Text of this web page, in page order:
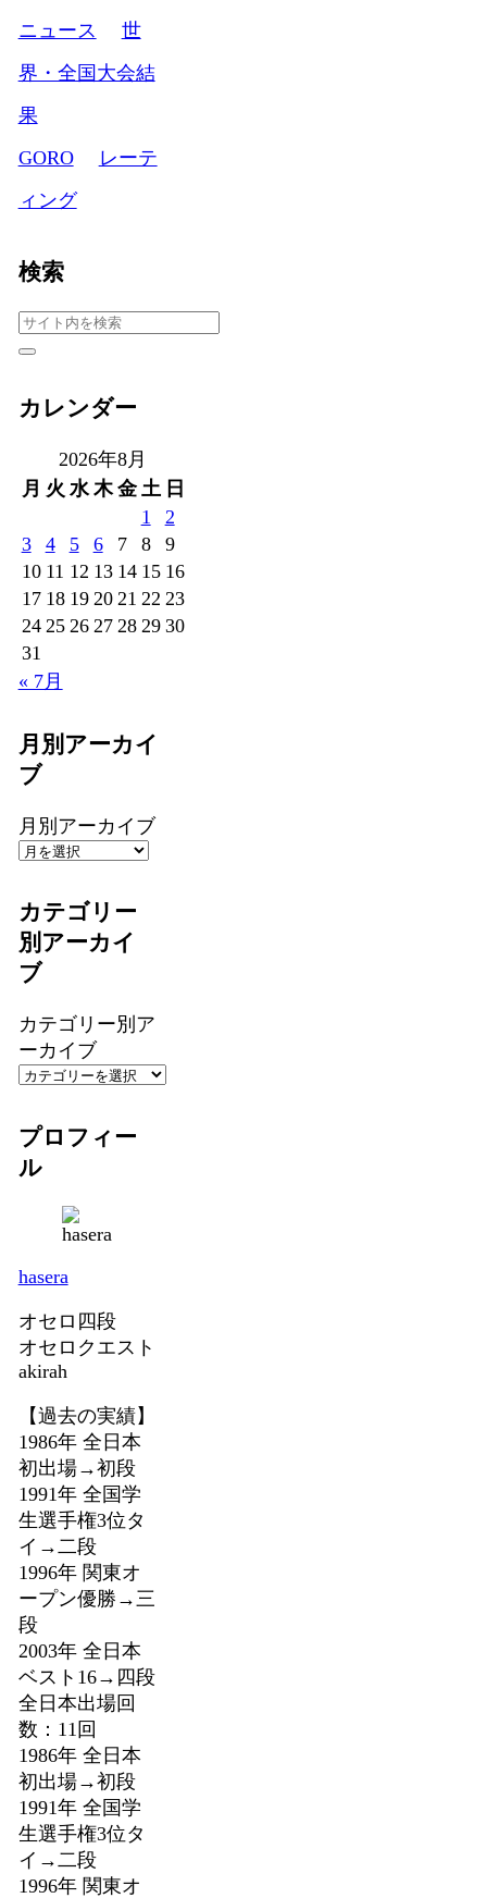
ニュース
世
界・全国大会結
果
GORO
レーテ
ィング
検索
カレンダー
2026年8月
月 火 水 木 金 土 日
1
2
3
4 5 6 7 8
9
10 11 12 13 14 15 16
17 18 19 20 21 22 23
24 25 26 27 28 29 30
31
« 7月
月別アーカイ
ブ
月別アーカイブ
カテゴリー
別アーカイ
ブ
カテゴリー別ア
ーカイブ
プロフィー
ル
hasera
オセロ四段
オセロクエスト
akirah
【過去の実績】
1986年 全日本
初出場→初段
1991年 全国学
生選手権3位タ
イ→二段
1996年 関東オ
ープン優勝→三
段
2003年 全日本
ベスト16→四段
全日本出場回
数：11回
1986年 全日本
初出場→初段
1991年 全国学
生選手権3位タ
イ→二段
1996年 関東オ